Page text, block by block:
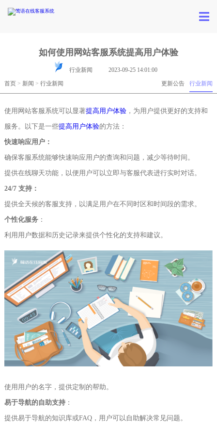
如何使用网站客服系统提高用户体验
行业新闻
2023-09-25 14:01:00
行业新闻
更新公告
首页> 新闻 > 行业新闻
使用网站客服系统可以显著提高用户体验，为用户提供更好的支持和
服务。以下是一些提高用户体验的方法：
快速响应用户：
确保客服系统能够快速响应用户的查询和问题，减少等待时间。
提供在线聊天功能，以便用户可以立即与客服代表进行实时对话。
24/7 支持：
提供全天候的客服支持，以满足用户在不同时区和时间段的需求。
个性化服务：
利用用户数据和历史记录来提供个性化的支持和建议。
使用用户的名字，提供定制的帮助。
易于导航的自助支持：
提供易于导航的知识库或FAQ，用户可以自助解决常见问题。